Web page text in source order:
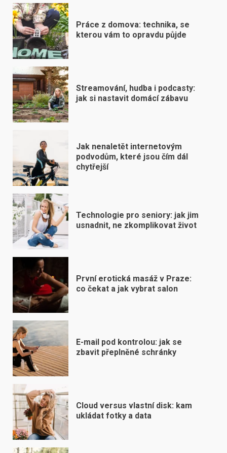
Práce z domova: technika, se
kterou vám to opravdu půjde
Streamování, hudba i podcasty:
jak si nastavit domácí zábavu
Jak nenaletět internetovým
podvodům, které jsou čím dál
chytřejší
Technologie pro seniory: jak jim
usnadnit, ne zkomplikovat život
První erotická masáž v Praze:
co čekat a jak vybrat salon
E-mail pod kontrolou: jak se
zbavit přeplněné schránky
Cloud versus vlastní disk: kam
ukládat fotky a data